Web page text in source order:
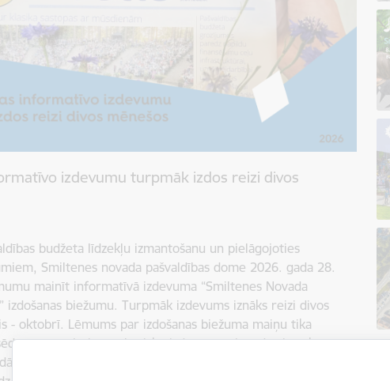
izdevumu turpmāk izdos reizi divos
budžeta līdzekļu izmantošanu un pielāgojoties
Smiltenes novada pašvaldības dome 2026. gada 28.
mainīt informatīvā izdevuma “Smiltenes Novada
izdošanas biežumu. Turpmāk izdevums iznāks reizi divos
- oktobrī. Lēmums par izdošanas biežuma maiņu tika
pamatojoties uz būtisku izdevumu piegādes izmaksu
izdevuma izplatīšanas izmaksas pastkastītēs pieauga no